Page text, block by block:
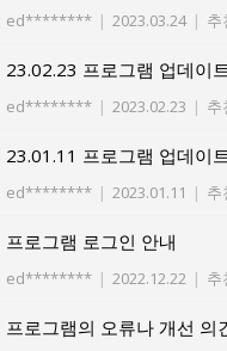
ed******** | 2023.03.24 | 추
23.02.23 프로그램 업데이
ed******** | 2023.02.23 | 추
23.01.11 프로그램 업데이
ed******** | 2023.01.11 | 추
프로그램 로그인 안내
ed******** | 2022.12.22 | 추
프로그램의 오류나 개선 의